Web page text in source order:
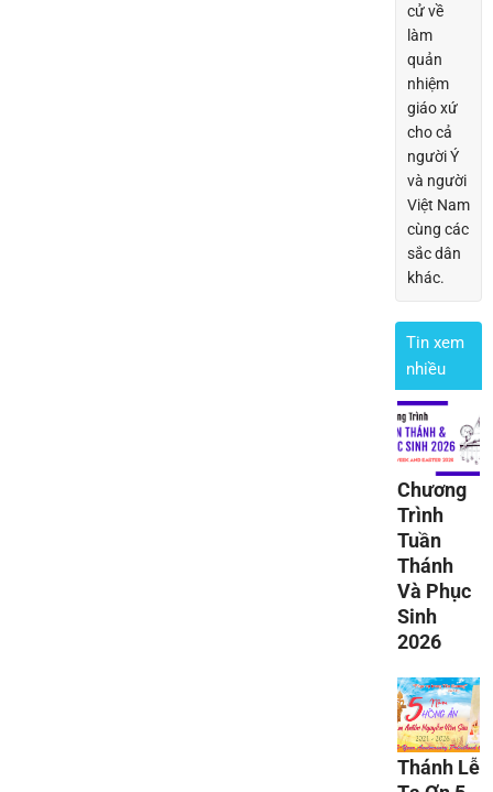
cử về
làm
quản
nhiệm
giáo xứ
cho cả
người Ý
và người
Việt Nam
cùng các
sắc dân
khác.
Tin xem
nhiều
Chương
Trình
Tuần
Thánh
Và Phục
Sinh
2026
Thánh Lễ